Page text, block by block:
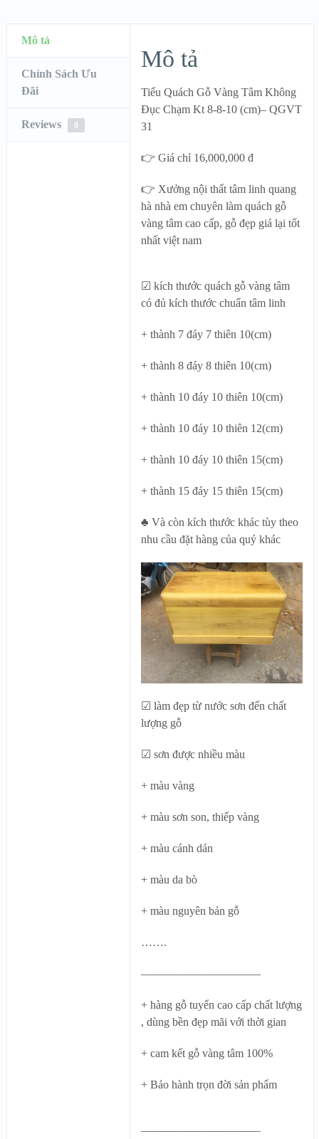
Mô tả
Chính Sách Ưu
Đãi
Reviews 0
Mô tả
Tiểu Quách Gỗ Vàng Tâm Không
Đục Chạm Kt 8-8-10 (cm)– QGVT
31
👉 Giá chỉ 16,000,000 đ
👉 Xưởng nội thất tâm linh quang
hà nhà em chuyên làm quách gỗ
vàng tâm cao cấp, gỗ đẹp giá lại tốt
nhất việt nam
☑ kích thước quách gỗ vàng tâm
có đủ kích thước chuẩn tâm linh
+ thành 7 đáy 7 thiên 10(cm)
+ thành 8 đáy 8 thiên 10(cm)
+ thành 10 đáy 10 thiên 10(cm)
+ thành 10 đáy 10 thiên 12(cm)
+ thành 10 đáy 10 thiên 15(cm)
+ thành 15 đáy 15 thiên 15(cm)
♣ Và còn kích thước khác tùy theo
nhu cầu đặt hàng của quý khác
☑ làm đẹp từ nước sơn đến chất
lượng gỗ
☑ sơn được nhiều màu
+ màu vàng
+ màu sơn son, thiếp vàng
+ màu cánh dán
+ màu da bò
+ màu nguyên bản gỗ
…….
——————————–
+ hàng gỗ tuyển cao cấp chất lượng
, dùng bền đẹp mãi với thời gian
+ cam kết gỗ vàng tâm 100%
+ Bảo hành trọn đời sản phẩm
——————————–